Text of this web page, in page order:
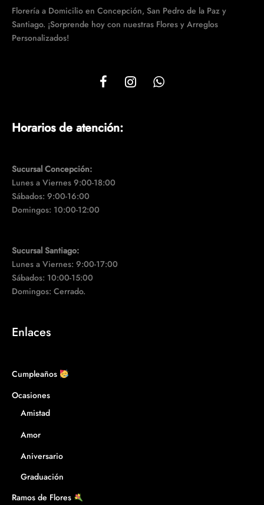
Florería a Domicilio en Concepción, San Pedro de la Paz y
Santiago. ¡Sorprende hoy con nuestras Flores y Arreglos
Personalizados!
Horarios de atención:
Sucursal Concepción:
Lunes a Viernes 9:00-18:00
Sábados: 9:00-16:00
Domingos: 10:00-12:00
Sucursal Santiago:
Lunes a Viernes: 9:00-17:00
Sábados: 10:00-15:00
Domingos: Cerrado.
Enlaces
Cumpleaños
Ocasiones
Amistad
Amor
Aniversario
Graduación
Ramos de Flores